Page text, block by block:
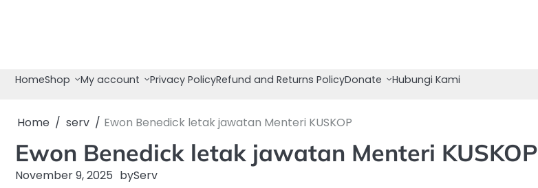
HomeShop My account Privacy PolicyRefund and Returns PolicyDonate Hubungi Kami
Home serv Ewon Benedick letak jawatan Menteri KUSKOP
Ewon Benedick letak jawatan Menteri KUSKOP
November 9, 2025 byServ